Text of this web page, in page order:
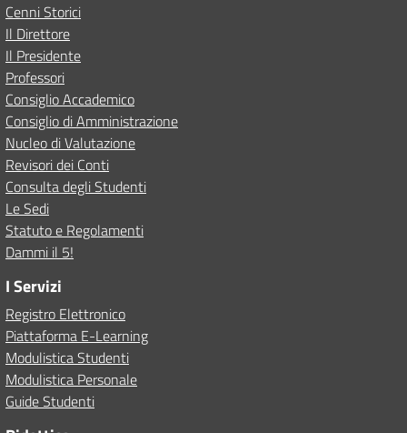
Cenni Storici
Il Direttore
Il Presidente
Professori
Consiglio Accademico
Consiglio di Amministrazione
Nucleo di Valutazione
Revisori dei Conti
Consulta degli Studenti
Le Sedi
Statuto e Regolamenti
Dammi il 5!
I Servizi
Registro Elettronico
Piattaforma E-Learning
Modulistica Studenti
Modulistica Personale
Guide Studenti